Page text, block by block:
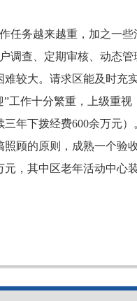
作任务越来越重，加之一
调查、定期审核、动态
难较大。请求区能及时充
”工作十分繁重，上级重
三年下拨经费600余万元
照顾的原则，成熟一个验
元，其中区老年活动中心